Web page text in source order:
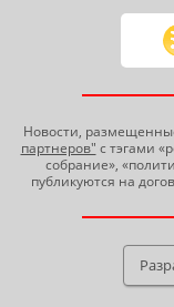
Новости,
партнеров" с тэгами
собрание»,
публикуются на